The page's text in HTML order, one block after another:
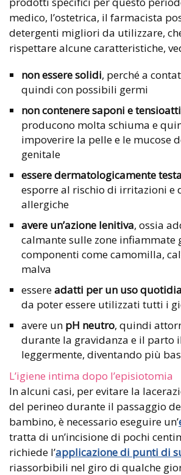
medico, l’ostetrica, il farmacista
detergenti migliori da utilizzare,
rispettare alcune caratteristiche,
non essere solidi, perché a
quindi con possibili germi
non contenere saponi e
producono molta schiuma e
impoverire la pelle e le mucose
genitale
essere dermatologicamente
esporre al rischio di irritazioni e
allergiche
avere un’azione lenitiva, ossia
calmante sulle zone infiammate
componenti come camomilla,
malva
essereadatti per un uso
da poter essere utilizzati tutti i
avere un pH neutro, quindi
durante la gravidanza e il parto
leggermente, diventando più
L’igiene intima dopo l’episiotomia
In alcuni casi, per evitare la
del perineo durante il passaggio
bambino, è necessario eseguire un’
tratta di un’incisione di pochi
richiede l’applicazione di punti di
riassorbibili nel giro di qualche